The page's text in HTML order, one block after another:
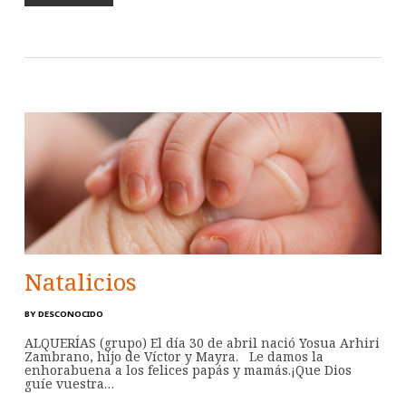
Natalicios
BY DESCONOCIDO
ALQUERÍAS (grupo) El día 30 de abril nació Yosua Arhiri
Zambrano, hijo de Víctor y Mayra. Le damos la
enhorabuena a los felices papás y mamás.¡Que Dios
guíe vuestra…